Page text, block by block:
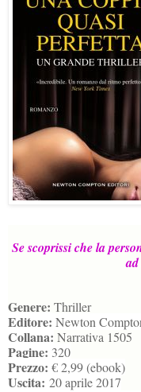
Se scoprissi che la
Genere: Thriller
Editore: Newton
Collana: Narrativa 1505
Pagine: 320
Prezzo: € 2,99 (ebook)
Uscita: 20 aprile 2017